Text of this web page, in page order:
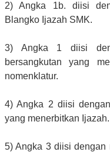
2) Angka 1b. diisi
Blangko Ijazah SMK.
3) Angka 1 diisi
bersangkutan yang
nomenklatur.
4) Angka 2 diisi
yang menerbitkan Ijazah.
5) Angka 3 diisi dengan